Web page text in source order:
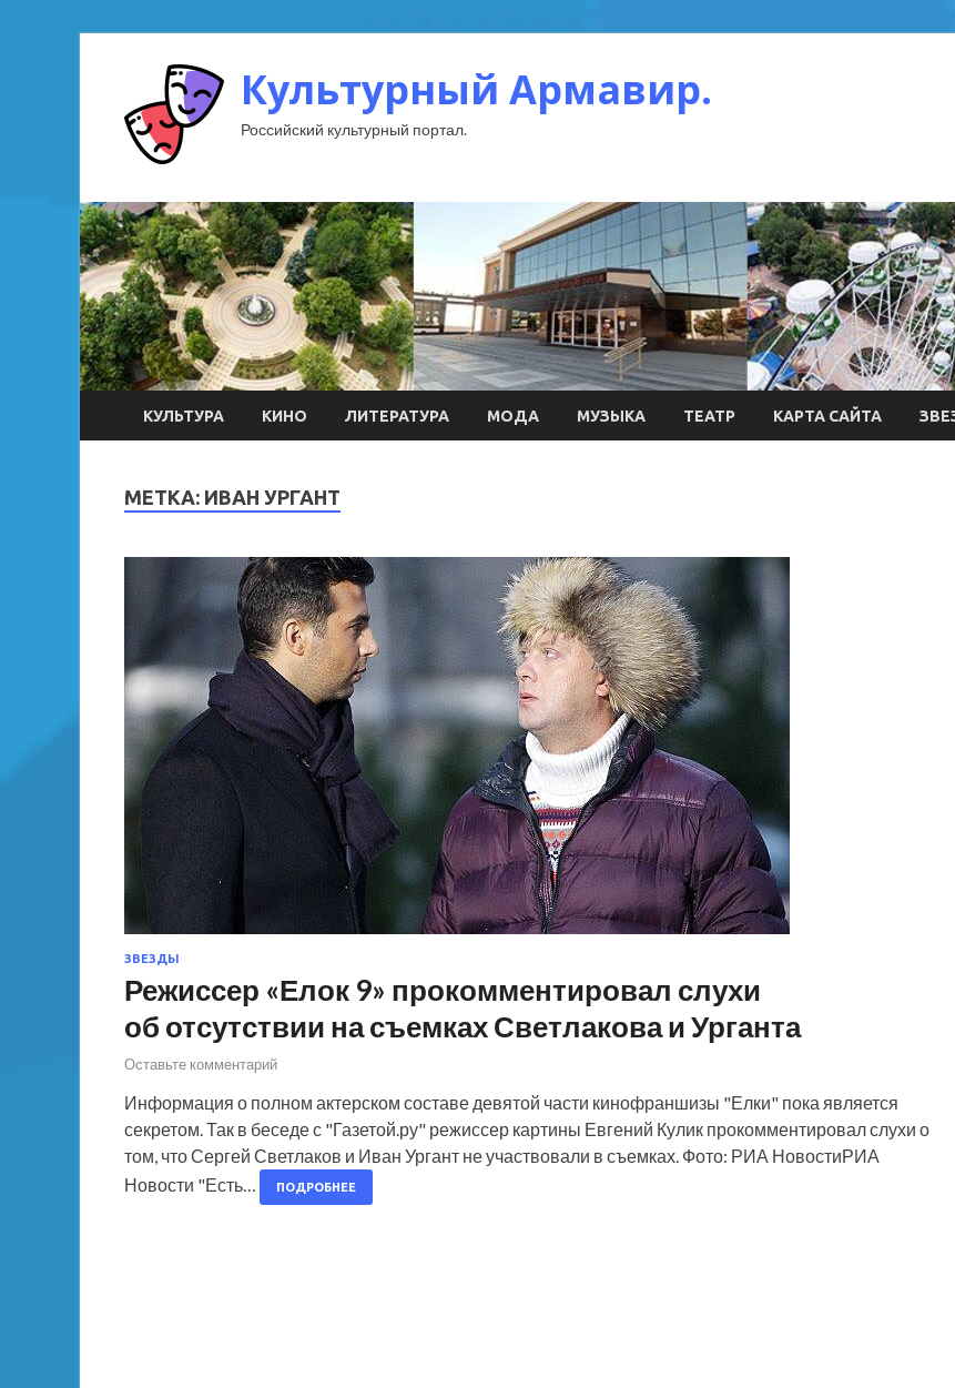
Культурный Армавир.
Российский культурный портал.
КУЛЬТУРА КИНО ЛИТЕРАТУРА МОДА МУЗЫКА ТЕАТР КАРТА САЙТА
МЕТКА: ИВАН УРГАНТ
ЗВЕЗДЫ
Режиссер «Елок 9» прокомментировал слухи
об отсутствии на съемках Светлакова и Урганта
Оставьте комментарий
Информация о полном актерском составе девятой части кинофраншизы "Елки" пока является
секретом. Так в беседе с "Газетой.ру" режиссер картины Евгений Кулик прокомментировал слухи о
том, что Сергей Светлаков и Иван Ургант не участвовали в съемках. Фото: РИА НовостиРИА
Новости "Есть…
ПОДРОБНЕЕ